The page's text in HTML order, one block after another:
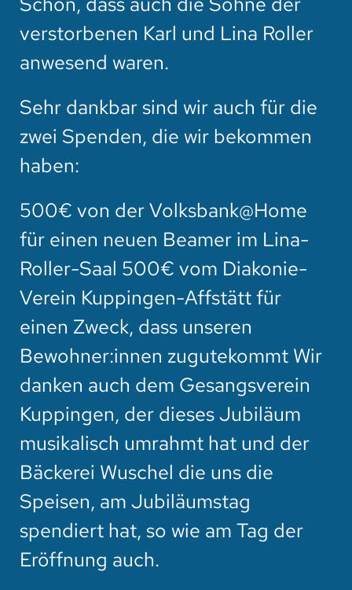
verstorbenen Karl und Lina Roller
anwesend waren.
Sehr dankbar sind wir auch für die
zwei Spenden, die wir bekommen
haben:
500€ von der Volksbank@Home
für einen neuen Beamer im Lina-
Roller-Saal 500€ vom Diakonie-
Verein Kuppingen-Affstätt für
einen Zweck, dass unseren
Bewohner:innen zugutekommt Wir
danken auch dem Gesangsverein
Kuppingen, der dieses Jubiläum
musikalisch umrahmt hat und der
Bäckerei Wuschel die uns die
Speisen, am Jubiläumstag
spendiert hat, so wie am Tag der
Eröffnung auch.